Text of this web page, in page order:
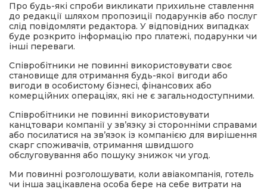
Про будь-які спроби викликати прихильне ставлення
до редакції шляхом пропозиції подарунків або послуг
слід повідомляти редактора. У відповідних випадках
буде розкрито інформацію про платежі, подарунки чи
інші переваги.
Співробітники не повинні використовувати своє
становище для отримання будь-якої вигоди або
вигоди в особистому бізнесі, фінансових або
комерційних операціях, які не є загальнодоступними.
Співробітники не повинні використовувати
канцтовари компанії у зв’язку зі сторонніми справами
або посилатися на зв’язок із компанією для вирішення
скарг споживачів, отримання швидшого
обслуговування або пошуку знижок чи угод.
Ми повинні розголошувати, коли авіакомпанія, готель
чи інша зацікавлена особа бере на себе витрати на